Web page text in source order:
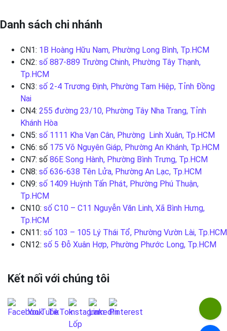
Danh sách chi nhánh
CN1: 1B Hoàng Hữu Nam, Phường Long Bình, Tp.HCM
CN2: số 887-889 Trường Chinh, Phường Tây Thạnh,
Tp.HCM
CN3: số 2-4 Trương Định, Phường Tam Hiệp, Tỉnh Đồng
Nai
CN4: 255 đường 23/10, Phường Tây Nha Trang, Tỉnh
Khánh Hòa
CN5: số 1111 Kha Vạn Cân, Phường Linh Xuân, Tp.HCM
CN6: số 175 Võ Nguyên Giáp, Phường An Khánh, Tp.HCM
CN7: số 86E Song Hành, Phường Bình Trưng, Tp.HCM
CN8: số 636-638 Tên Lửa, Phường An Lạc, Tp.HCM
CN9: số 1409 Huỳnh Tấn Phát, Phường Phú Thuận,
Tp.HCM
CN10: số C10 – C11 Nguyễn Văn Linh, Xã Bình Hưng,
Tp.HCM
CN11: số 103 – 105 Lý Thái Tổ, Phường Vườn Lài, Tp.HCM
CN12: số 5 Đỗ Xuân Hợp, Phường Phước Long, Tp.HCM
Kết nối với chúng tôi